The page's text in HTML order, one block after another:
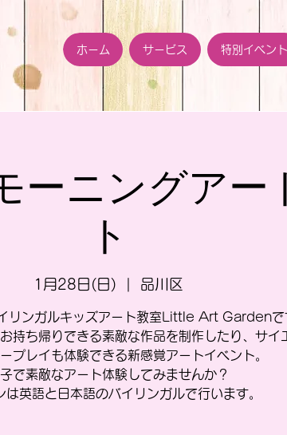
ホーム サービス 特別イベント
ーニングアー
ト
1月28日(日) 品川区
リンガルキッズアート教室Little Art Gardenで
持ち帰りできる素敵な作品を制作したり、サイ
プレイも体験できる新感覚アートイベント。
で素敵なアート体験してみませんか？
は英語と日本語のバイリンガルで行います。